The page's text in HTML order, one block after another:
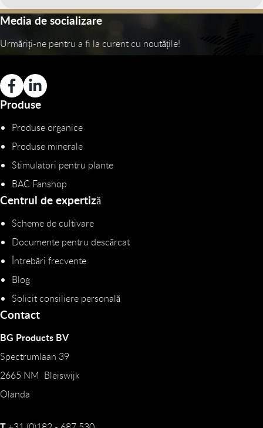
Media de socializare
Urmăriți-ne pentru a fi la curent cu noutățile!
Produse
Produse organice
Produse minerale
Stimulatori pentru plante
BAC Fanshop
Centrul de expertiză
Scheme de cultivare
Documente pentru descărcat
Întrebări frecvente
Blog
Solicit consiliere personală
Contact
BG Products BV
Spectrumlaan 39
2665 NM Bleiswijk
Olanda